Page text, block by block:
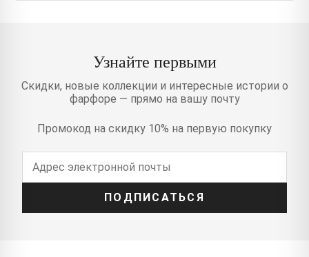
Узнайте первыми
Скидки, новые коллекции и интересные истории о
фарфоре — прямо на вашу почту
Промокод на скидку 10% на первую покупку
ПОДПИСАТЬСЯ